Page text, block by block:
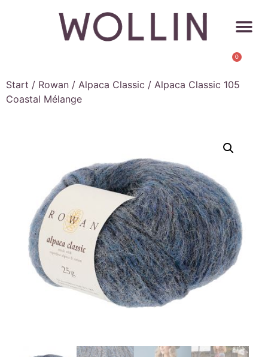
0
Start / Rowan / Alpaca Classic / Alpaca Classic 105
Coastal Mélange